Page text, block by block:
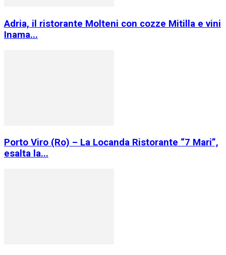
Adria, il ristorante Molteni con cozze Mitilla e vini
Inama...
Porto Viro (Ro) – La Locanda Ristorante “7 Mari”,
esalta la...